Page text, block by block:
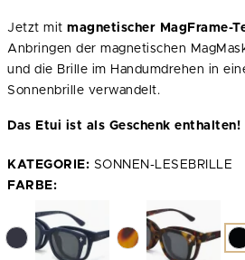
Jetzt mit magnetischer MagFrame-
Anbringen der magnetischen
und die Brille im Handumdrehen in
Sonnenbrille verwandelt.
Das Etui ist als Geschenk enthalten!
KATEGORIE: SONNEN-LESEBRILLE
FARBE: